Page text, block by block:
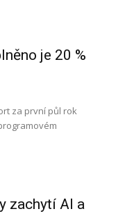
je 20 %
za první půl rok
zachytí AI a